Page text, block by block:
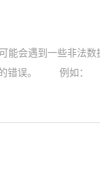
会遇到一些非法
起的错误。 例如